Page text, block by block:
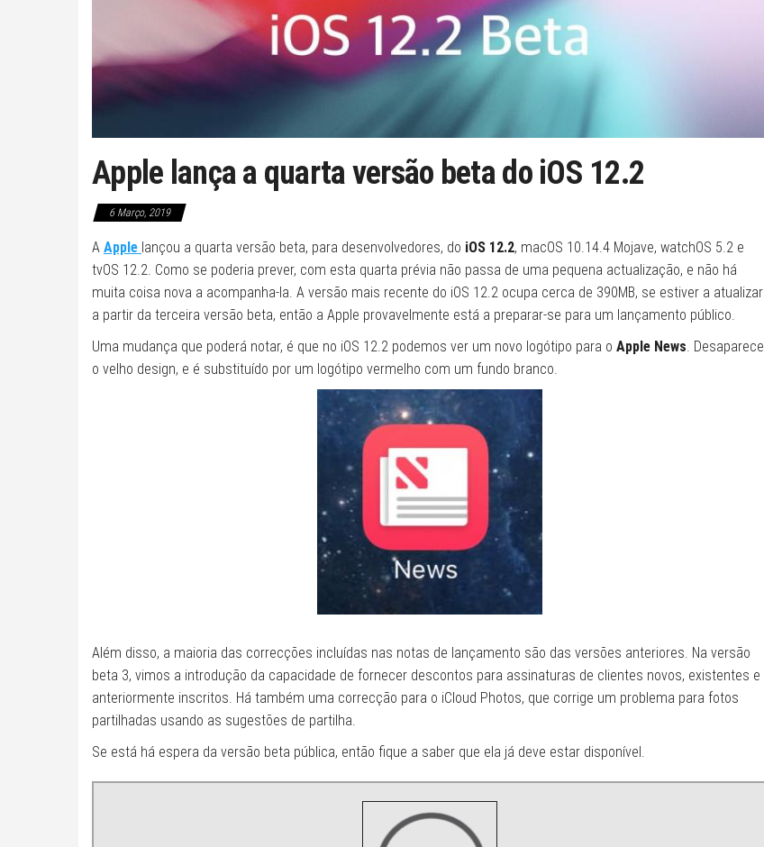
Apple lança a quarta versão beta do iOS 12.2
6 Março, 2019
A Apple lançou a quarta versão beta, para desenvolvedores, do iOS 12.2, macOS 10.14.4 Mojave, watchOS 5.2 e
tvOS 12.2. Como se poderia prever, com esta quarta prévia não passa de uma pequena actualização, e não há
muita coisa nova a acompanha-la. A versão mais recente do iOS 12.2 ocupa cerca de 390MB, se estiver a atualizar
a partir da terceira versão beta, então a Apple provavelmente está a preparar-se para um lançamento público.
Uma mudança que poderá notar, é que no iOS 12.2 podemos ver um novo logótipo para o Apple News . Desaparece
o velho design, e é substituído por um logótipo vermelho com um fundo branco.
Além disso, a maioria das correcções incluídas nas notas de lançamento são das versões anteriores. Na versão
beta 3, vimos a introdução da capacidade de fornecer descontos para assinaturas de clientes novos, existentes e
anteriormente inscritos. Há também uma correcção para o iCloud Photos, que corrige um problema para fotos
partilhadas usando as sugestões de partilha.
Se está há espera da versão beta pública, então fique a saber que ela já deve estar disponível.